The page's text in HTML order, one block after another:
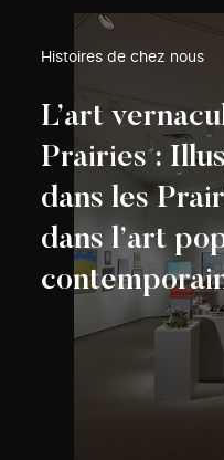
Histoires de chez nous
L’art
Prairies :
dans les
dans l’art